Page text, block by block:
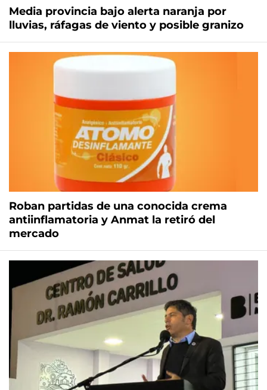
Media provincia bajo alerta naranja por
lluvias, ráfagas de viento y posible granizo
Roban partidas de una conocida crema
antiinflamatoria y Anmat la retiró del
mercado